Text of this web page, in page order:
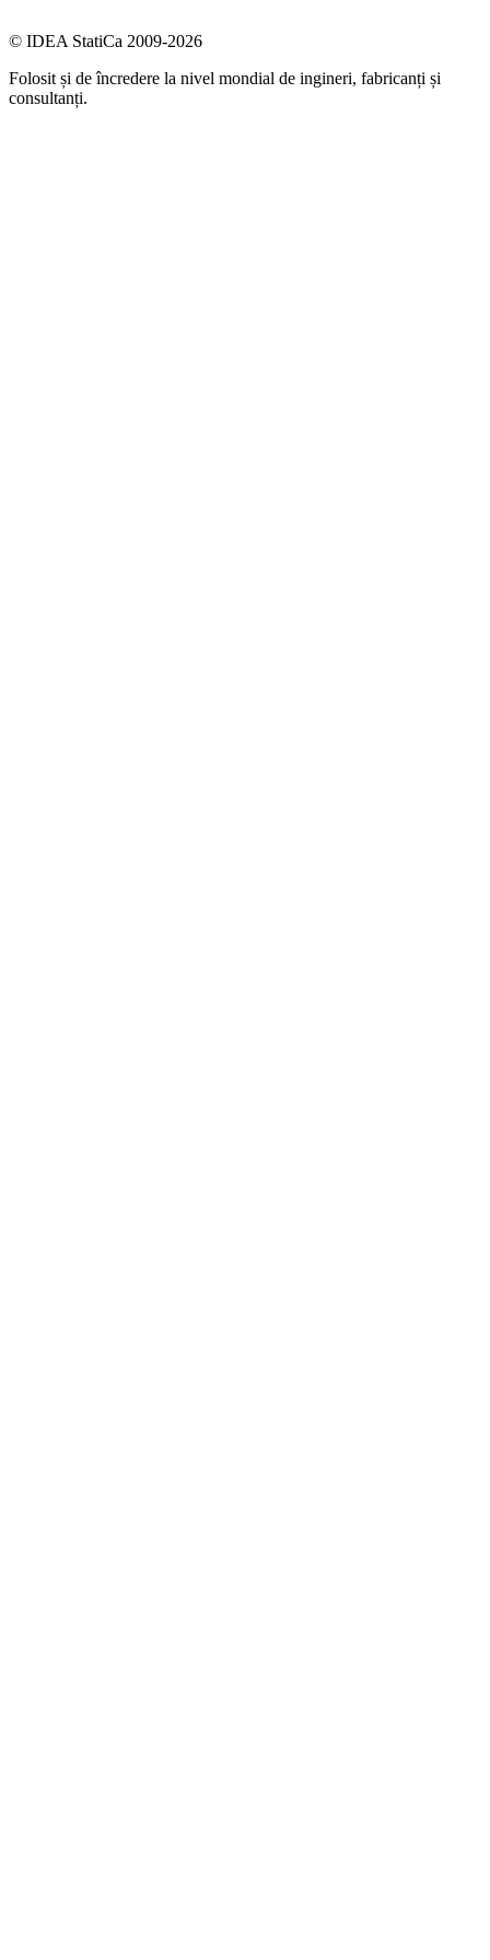
© IDEA StatiCa 2009-2026
Folosit și de încredere la nivel mondial de ingineri, fabricanți și
consultanți.